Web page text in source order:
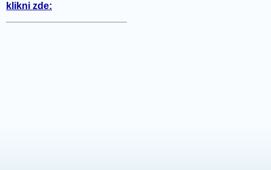
klikni zde: